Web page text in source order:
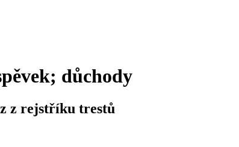
důchody
z rejstříku trestů